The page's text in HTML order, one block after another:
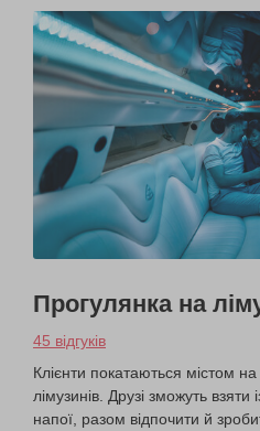
Прогулянка на
45 відгуків
Клієнти покатаються містом
лімузинів. Друзі зможуть
напої, разом відпочити й